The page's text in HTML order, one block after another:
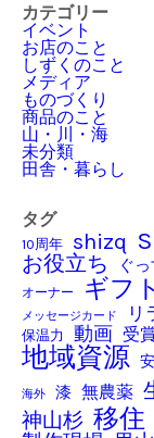
カテゴリー
イベント
お店のこと
しずくのこと
メディア
ものづくり
商品のこと
山・川・海
未分類
田舎・暮らし
タグ
10周年 shizq
お役立ち ぐ
オーナー ギフト
メッセージカード リ
保温力 動画 受
地域資源
海外 漆 無農薬
神山杉 移住